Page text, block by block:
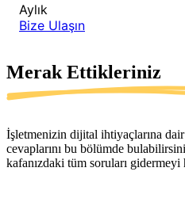
Aylık
Bize Ulaşın
Merak Ettikleriniz
İşletmenizin dijital ihtiyaçlarına
cevaplarını bu bölümde
kafanızdaki tüm soruları